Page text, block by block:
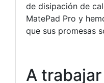
de disipación de
MatePad Pro y
que sus promesas
A